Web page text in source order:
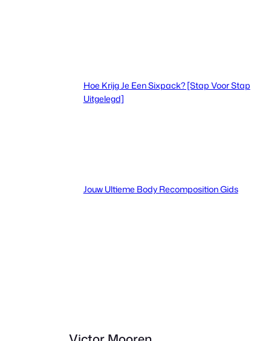
Hoe Krijg Je Een Sixpack? [Stap Voor Stap
Uitgelegd]
Jouw Ultieme Body Recomposition Gids